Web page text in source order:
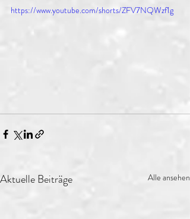
https://www.youtube.com/shorts/ZFV7NQWzf1g
Aktuelle Beiträge Alle ansehen